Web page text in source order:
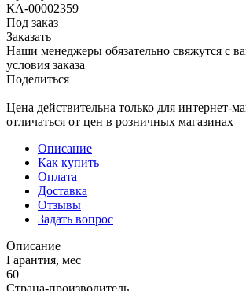
КА-00002359
Под заказ
Заказать
Наши менеджеры обязательно свяжутся с
условия заказа
Поделиться
Цена действительна только для интернет-
отличаться от цен в розничных магазинах
Описание
Как купить
Оплата
Доставка
Отзывы
Задать вопрос
Описание
Гарантия, мес
60
Страна-производитель